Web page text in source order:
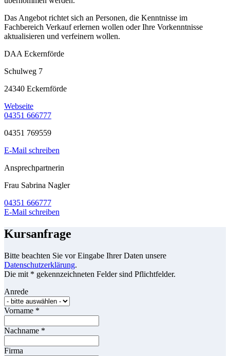
Das Angebot richtet sich an Personen, die Kenntnisse im
Fachbereich Verkauf erlernen wollen oder Ihre Vorkenntnisse
aktualisieren und verfeinern wollen.
DAA Eckernförde
Schulweg 7
24340 Eckernförde
Webseite
04351 666777
04351 769559
E-Mail schreiben
Ansprechpartnerin
Frau Sabrina Nagler
04351 666777
E-Mail schreiben
Kursanfrage
Bitte beachten Sie vor Eingabe Ihrer Daten unsere
Datenschutzerklärung.
Die mit * gekennzeichneten Felder sind Pflichtfelder.
Anrede
Vorname *
Nachname *
Firma